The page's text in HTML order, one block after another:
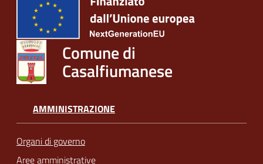
Comune di
Casalfiumanese
AMMINISTRAZIONE
Organi di governo
Aree amministrative